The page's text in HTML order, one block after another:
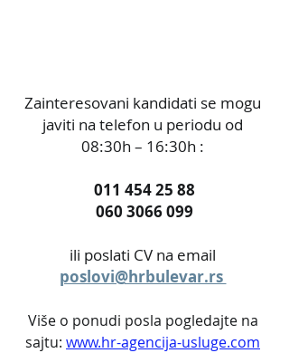
Zainteresovani kandidati se mogu
javiti na telefon u periodu od
08:30h – 16:30h :
011 454 25 88
060 3066 099
ili poslati CV na email
poslovi@hrbulevar.rs
Više o ponudi posla pogledajte na
sajtu: www.hr-agencija-usluge.com